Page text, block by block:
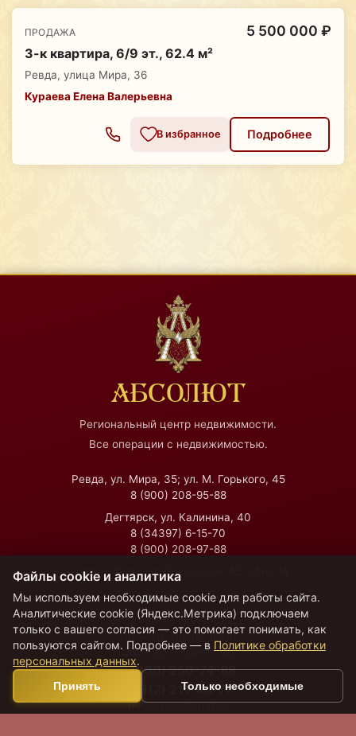
ПРОДАЖА 5 500 000 ₽
3-к квартира, 6/9 эт., 62.4 м²
Ревда, улица Мира, 36
Кураева Елена Валерьевна
В избранное Подробнее
АБСОЛЮТ
Региональный центр недвижимости.
Все операции с недвижимостью.
Ревда, ул. Мира, 35; ул. М. Горького, 45
8 (900) 208-95-88
Дегтярск, ул. Калинина, 40
8 (34397) 6-15-70
8 (900) 208-97-88
Екатеринбург, ул. Посадская, 45, офис 14
Время работы
Пн — Пт:
09:00–18:00
Сб — Вс:11:00–17:00
8 (800) 250-74-88
8 (912) 211-44-77
moiabsolut@mail.ru
Файлы cookie и аналитика
Мы используем необходимые cookie для работы сайта.
Аналитические cookie (Яндекс.Метрика) подключаем
только с вашего согласия — это помогает понимать, как
пользуются сайтом. Подробнее — в Политике обработки
персональных данных.
Принять Только необходимые